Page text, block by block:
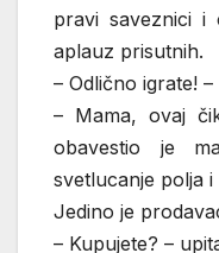
pravi saveznici
aplauz prisutnih.
– Odlično igrate!
– Mama, ovaj
obavestio je
svetlucanje polja
Jedino je
– Kupujete? –